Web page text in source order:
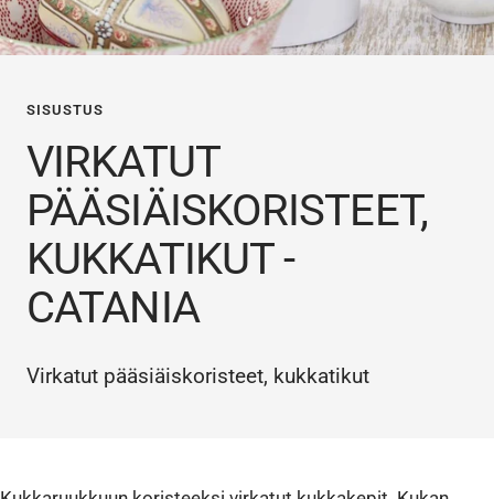
SISUSTUS
VIRKATUT
PÄÄSIÄISKORISTEET,
KUKKATIKUT -
CATANIA
Virkatut pääsiäiskoristeet, kukkatikut